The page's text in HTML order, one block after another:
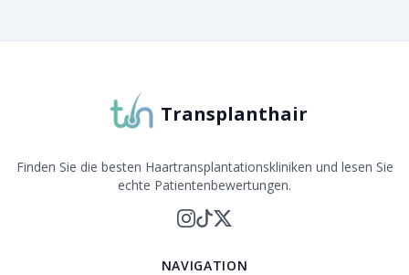
Transplanthair
Finden Sie die besten Haartransplantationskliniken und lesen Sie
echte Patientenbewertungen.
NAVIGATION